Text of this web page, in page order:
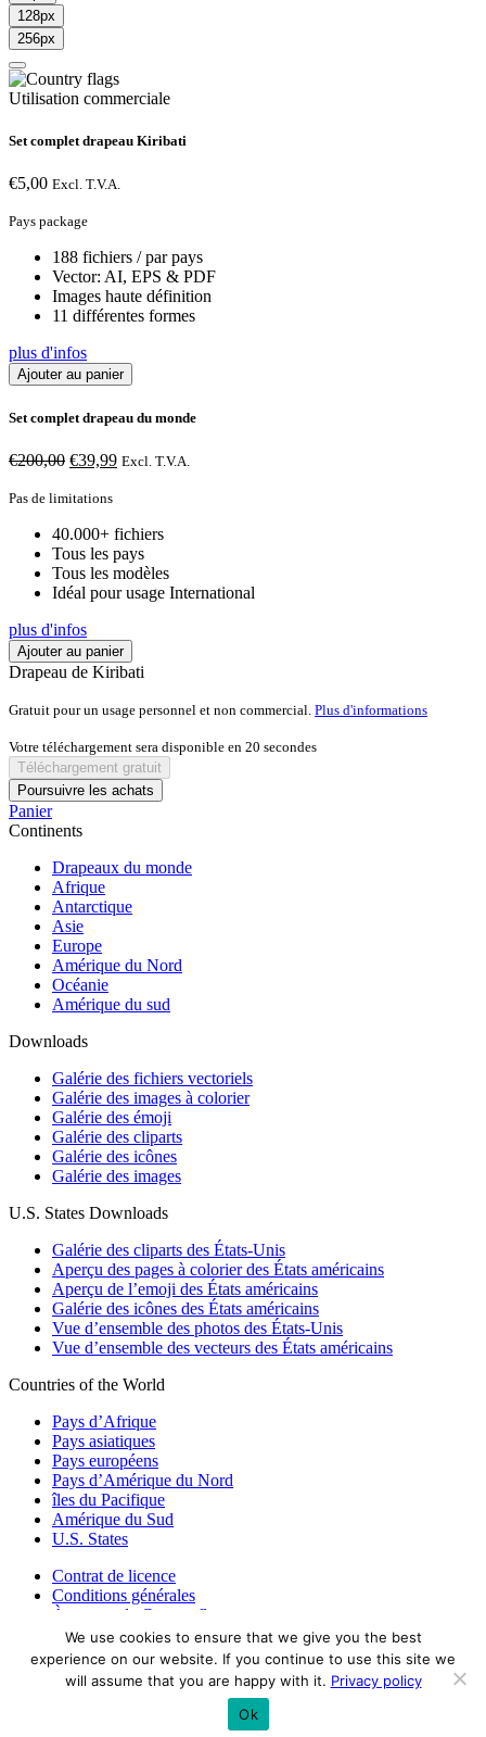
128px
256px
Utilisation commerciale
Set complet drapeau Kiribati
€5,00 Excl. T.V.A.
Pays package
188 fichiers / par pays
Vector: AI, EPS & PDF
Images haute définition
11 différentes formes
plus d'infos
Ajouter au panier
Set complet drapeau du monde
€200,00 Le
initial
€200,00.
€39,99Le
€39,99.
Excl. T.V.A.
Pas de limitations
40.000+ fichiers
Tous les pays
Tous les modèles
Idéal pour usage International
plus d'infos
Ajouter au panier
Drapeau de Kiribati
Gratuit pour un usage personnel et non commercial. Plus d'informations
Votre téléchargement sera disponible en 20 secondes
Téléchargement gratuit
Poursuivre les achats
Panier
Continents
Drapeaux du monde
Afrique
Antarctique
Asie
Europe
Amérique du Nord
Océanie
Amérique du sud
Downloads
Galérie des fichiers vectoriels
Galérie des images à colorier
Galérie des émoji
Galérie des cliparts
Galérie des icônes
Galérie des images
U.S. States Downloads
Galérie des cliparts des États-Unis
Aperçu des pages à colorier des États américains
Aperçu de l’emoji des États américains
Galérie des icônes des États américains
Vue d’ensemble des photos des États-Unis
Vue d’ensemble des vecteurs des États américains
Countries of the World
Pays d’Afrique
Pays asiatiques
Pays européens
Pays d’Amérique du Nord
îles du Pacifique
Amérique du Sud
U.S. States
Contrat de licence
Conditions générales
À propos de Countryflags.com
Clause de non-responsabilité
Déclaration de confidentialité
- partie de ProFlags BV
We use cookies to ensure that we give you the best
experience on our website. If you continue to use this site we
will assume that you are happy with it. Privacy policy
Ok